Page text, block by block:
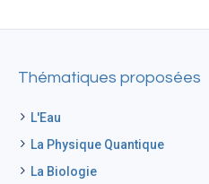
Thématiques proposées
L'Eau
La Physique Quantique
La Biologie